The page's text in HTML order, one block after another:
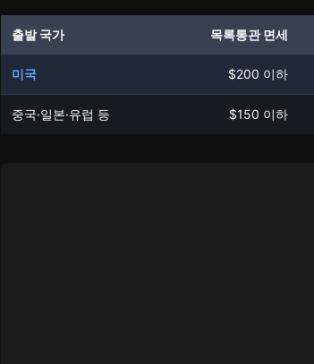
출발 국가 목록통관 면세
미국 $200 이하
중국·일본·유럽 등 $150 이하